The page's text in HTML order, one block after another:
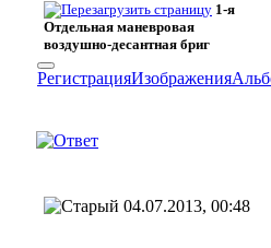
1-я
Отдельная маневровая
воздушно-десантная бриг
РегистрацияИзображения
04.07.2013, 00:48